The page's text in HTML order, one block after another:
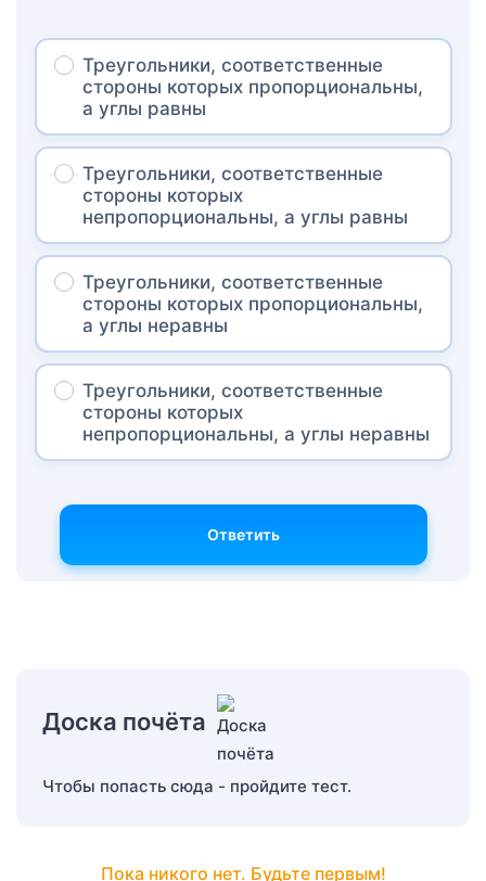
Треугольники, соответственные
стороны которых пропорциональны,
а углы равны
Треугольники, соответственные
стороны которых
непропорциональны, а углы равны
Треугольники, соответственные
стороны которых пропорциональны,
а углы неравны
Треугольники, соответственные
стороны которых
непропорциональны, а углы неравны
Ответить
Доска почёта
Чтобы попасть сюда - пройдите тест.
Пока никого нет. Будьте первым!